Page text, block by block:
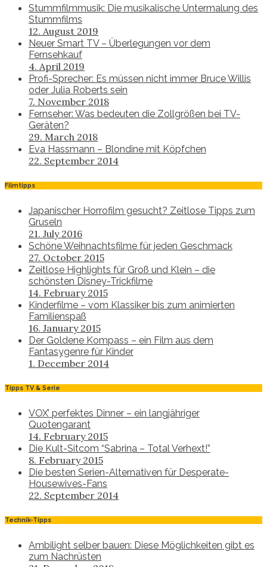
Stummfilmmusik: Die musikalische Untermalung des
Stummfilms
12. August 2019
Neuer Smart TV – Überlegungen vor dem
Fernsehkauf
4. April 2019
Profi-Sprecher: Es müssen nicht immer Bruce Willis
oder Julia Roberts sein
7. November 2018
Fernseher: Was bedeuten die Zollgrößen bei TV-
Geräten?
29. March 2018
Eva Hassmann – Blondine mit Köpfchen
22. September 2014
Filmtipps
Japanischer Horrofilm gesucht? Zeitlose Tipps zum
Gruseln
21. July 2016
Schöne Weihnachtsfilme für jeden Geschmack
27. October 2015
Zeitlose Highlights für Groß und Klein – die
schönsten Disney-Trickfilme
14. February 2015
Kinderfilme – vom Klassiker bis zum animierten
Familienspaß
16. January 2015
Der Goldene Kompass – ein Film aus dem
Fantasygenre für Kinder
1. December 2014
Tipps TV & Serie
VOX’ perfektes Dinner – ein langjähriger
Quotengarant
14. February 2015
Die Kult-Sitcom “Sabrina – Total Verhext!”
8. February 2015
Die besten Serien-Alternativen für Desperate-
Housewives-Fans
22. September 2014
Technik-Tipps
Ambilight selber bauen: Diese Möglichkeiten gibt es
zum Nachrüsten